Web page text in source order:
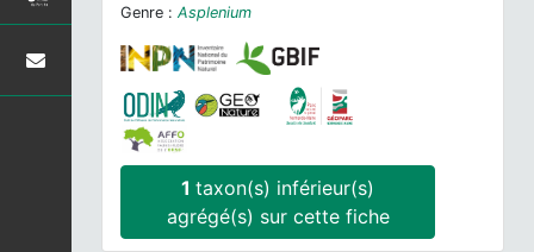
Genre : Asplenium
1taxon(s) inférieur(s)
agrégé(s) sur cette fiche